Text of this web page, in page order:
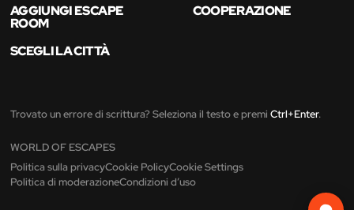
AGGIUNGI ESCAPE
ROOM
COOPERAZIONE
SCEGLI LA CITTÀ
Trovato un errore di scrittura? Seleziona il testo e premi Ctrl+Enter.
WORLD OF ESCAPES
Politica sulla privacyCookie PolicyCookie Settings
Politica di moderazioneCondizioni d’uso